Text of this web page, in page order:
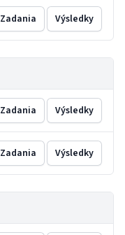
Zadania Výsledky
Zadania Výsledky
Zadania Výsledky